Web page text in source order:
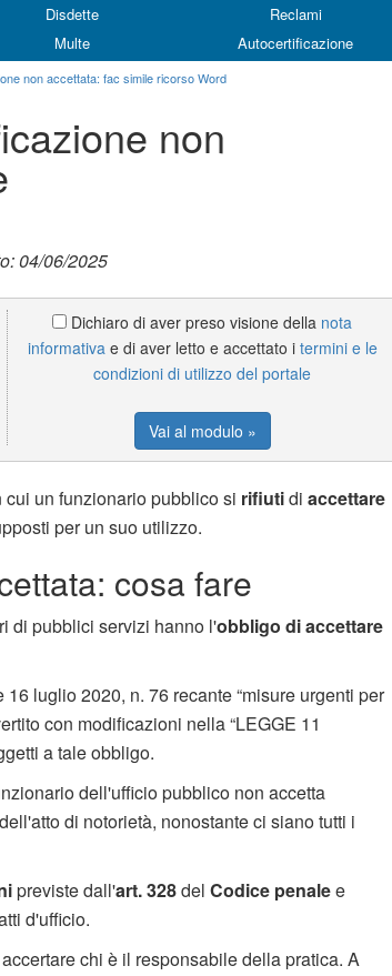
Disdette
Reclami
Multe
Autocertificazione
non accettata: fac simile ricorso Word
non
04/06/2025
Dichiaro di aver preso visione della nota
informativa e di aver letto e accettato i termini e le
condizioni di utilizzo del portale
Vai al modulo »
cui un funzionario pubblico si rifiutidi accettare
per un suo utilizzo.
cosa fare
di pubblici servizi hanno l'obbligo di accettare
luglio 2020, n. 76 recante “misure urgenti per
con modificazioni nella “LEGGE 11
a tale obbligo.
dell'ufficio pubblico non accetta
di notorietà, nonostante ci siano tutti i
previste dall'art. 328del Codice penalee
d'ufficio.
chi è il responsabile della pratica. A